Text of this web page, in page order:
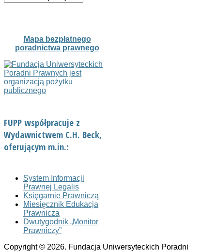
Mapa bezpłatnego
poradnictwa prawnego
FUPP współpracuje z
Wydawnictwem C.H. Beck,
oferującym m.in.:
System Informacji
Prawnej Legalis
Księgarnie Prawniczą
Miesięcznik Edukacja
Prawnicza
Dwutygodnik „Monitor
Prawniczy”
Copyright © 2026. Fundacja Uniwersyteckich Poradni